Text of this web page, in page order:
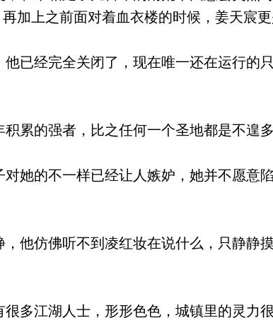
加上之前面对着血衣楼的时候，姜天宸更
已经完全关闭了，现在唯一还在运行的
累的强者，比之任何一个圣地都是不遑多
她的不一样已经让人嫉妒，她并不愿意
他仿佛听不到凌红妆在说什么，只静静
多江湖人士，形形色色，城镇里的灵力